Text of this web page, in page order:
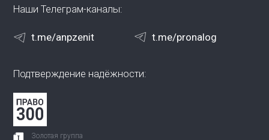
Наши Телеграм-каналы:
t.me/anpzenit t.me/pronalog
Подтверждение надёжности:
Золотая группа